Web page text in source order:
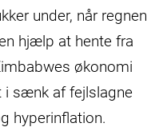
under, når regnen
hjælp at hente fra
økonomi
i sænk af fejlslagne
hyperinflation.